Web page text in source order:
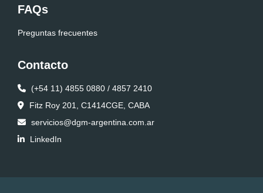
FAQs
Preguntas frecuentes
Contacto
(+54 11) 4855 0880 / 4857 2410
Fitz Roy 201, C1414CGE, CABA
servicios@dgm-argentina.com.ar
LinkedIn